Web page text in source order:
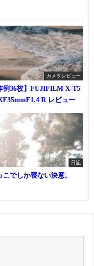
カメラレビュー
例36枚】FUJIFILM X-T5
R レビュー
日記
こでしか寝ない決意。